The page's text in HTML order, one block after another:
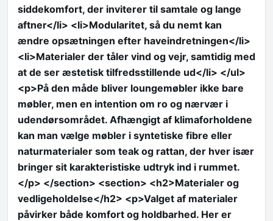
siddekomfort, der inviterer til samtale og lange
aftner</li> <li>Modularitet, så du nemt kan
ændre opsætningen efter haveindretningen</li>
<li>Materialer der tåler vind og vejr, samtidig med
at de ser æstetisk tilfredsstillende ud</li> </ul>
<p>På den måde bliver loungemøbler ikke bare
møbler, men en intention om ro og nærvær i
udendørsområdet. Afhængigt af klimaforholdene
kan man vælge møbler i syntetiske fibre eller
naturmaterialer som teak og rattan, der hver især
bringer sit karakteristiske udtryk ind i rummet.
</p> </section> <section> <h2>Materialer og
vedligeholdelse</h2> <p>Valget af materialer
påvirker både komfort og holdbarhed. Her er